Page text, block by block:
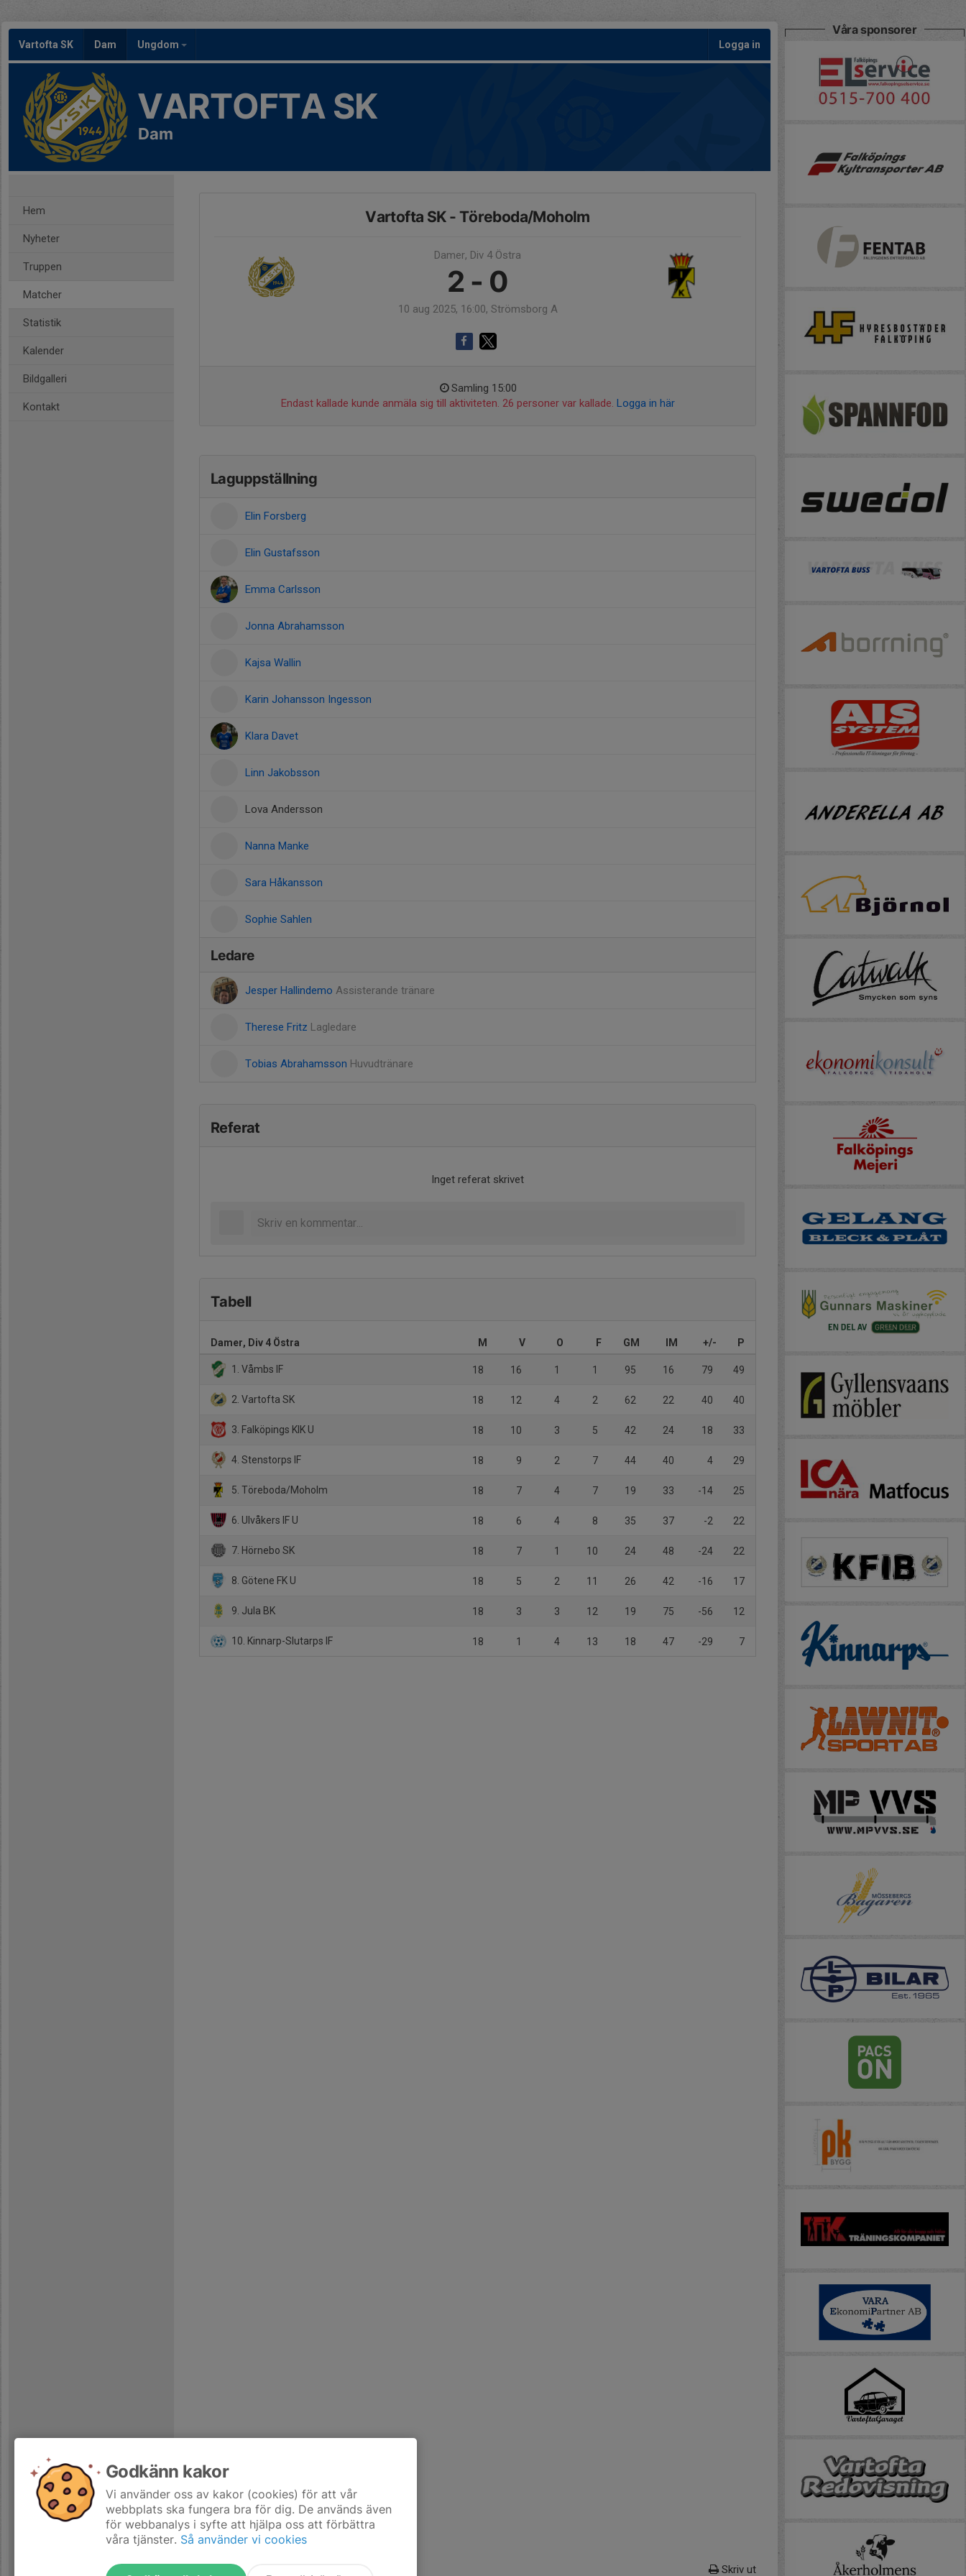
Vartofta SK Dam Ungdom Logga in
VARTOFTA SK
Dam
Hem
Nyheter
Truppen
Matcher
Statistik
Kalender
Bildgalleri
Kontakt
Vartofta SK - Töreboda/Moholm
Damer, Div 4 Östra
2 - 0
10 aug 2025, 16:00, Strömsborg A
Samling 15:00
Endast kallade kunde anmäla sig till aktiviteten. 26 personer var kallade. Logga in här
Laguppställning
Elin Forsberg
Elin Gustafsson
Emma Carlsson
Jonna Abrahamsson
Kajsa Wallin
Karin Johansson Ingesson
Klara Davet
Linn Jakobsson
Lova Andersson
Nanna Manke
Sara Håkansson
Sophie Sahlen
Ledare
Jesper Hallindemo Assisterande tränare
Therese Fritz Lagledare
Tobias Abrahamsson Huvudtränare
Referat
Inget referat skrivet
Tabell
Damer, Div 4 Östra M V O F GM IM +/- P
1. Våmbs IF 18 16 1 1 95 16 79 49
2. Vartofta SK 18 12 4 2 62 22 40 40
3. Falköpings KIK U 18 10 3 5 42 24 18 33
4. Stenstorps IF 18 9 2 7 44 40 4 29
5. Töreboda/Moholm 18 7 4 7 19 33 -14 25
6. Ulvåkers IF U 18 6 4 8 35 37 -2 22
7. Hörnebo SK 18 7 1 10 24 48 -24 22
8. Götene FK U 18 5 2 11 26 42 -16 17
9. Jula BK 18 3 3 12 19 75 -56 12
10. Kinnarp-Slutarps IF 18 1 4 13 18 47 -29 7
Skriv ut
Våra sponsorer
Godkänn kakor
Vi använder oss av kakor (cookies) för att vår
webbplats ska fungera bra för dig. De används även
för webbanalys i syfte att hjälpa oss att förbättra
våra tjänster. Så använder vi cookies